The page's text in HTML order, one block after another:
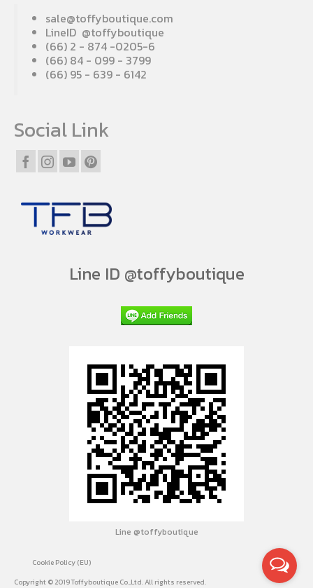
sale@toffyboutique.com
LineID @toffyboutique
(66) 2 - 874 -0205-6
(66) 84 - 099 - 3799
(66) 95 - 639 - 6142
Social Link
Line ID @toffyboutique
Line @toffyboutique
Cookie Policy (EU)
Copyright © 2019 Toffyboutique Co.,Ltd. All rights reserved.